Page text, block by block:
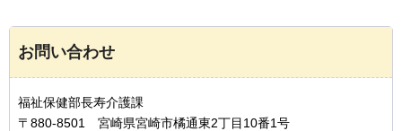
お問い合わせ
福祉保健部長寿介護課
〒880-8501 宮崎県宮崎市橘通東2丁目10番1号